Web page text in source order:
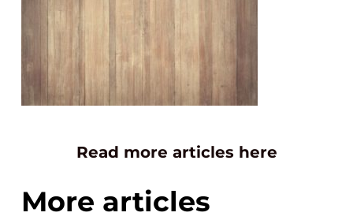
Read more articles here
More articles